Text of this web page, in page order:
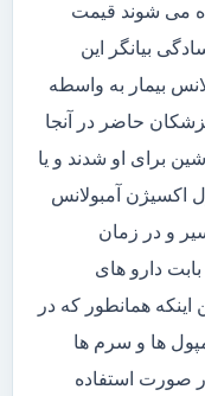
می شوند قیمت
بیانگر این
بیمار به واسطه
حاضر در آنجا
برای او شدند و یا
اکسیژن آمبولانس
و در زمان
دارو های
همانطور که در
ها و سرم ها
صورت استفاده